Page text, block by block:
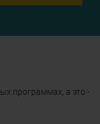
программах, а это -